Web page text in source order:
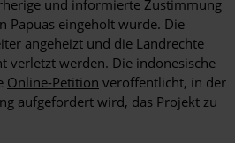
und informierte Zustimmung
Papuas eingeholt wurde. Die
angeheizt und die Landrechte
verletzt werden. Die indonesische
Online-Petition veröffentlicht, in der
aufgefordert wird, das Projekt zu